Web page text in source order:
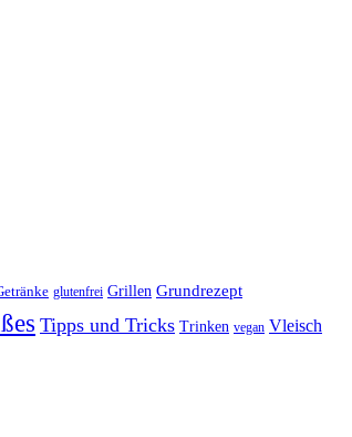
glutenfrei Grillen Grundrezept
Tipps und Tricks Trinken vegan Vleisch